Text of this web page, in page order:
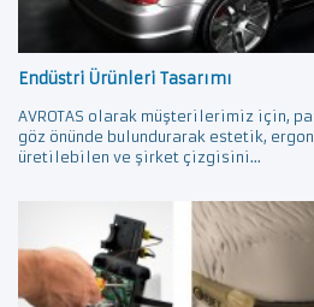
Endüstri Ürünleri Tasarımı
AVROTAS olarak müşterilerimiz için,
göz önünde bulundurarak estetik,
üretilebilen ve şirket çizgisini...